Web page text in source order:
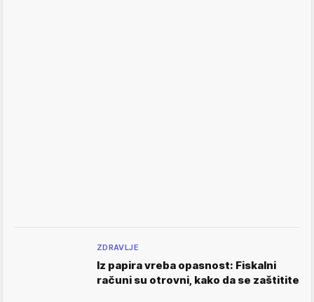
ZDRAVLJE
Iz papira vreba opasnost: Fiskalni
računi su otrovni, kako da se zaštitite